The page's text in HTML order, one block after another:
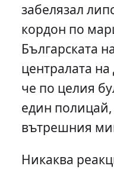
забелязал
кордон по
Българската
централата
че по целия
един
вътрешния
Никаква